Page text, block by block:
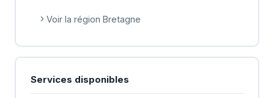
Voir la région Bretagne
Services disponibles